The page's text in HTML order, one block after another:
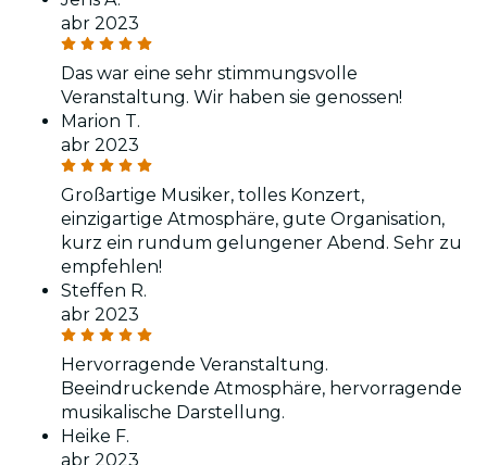
abr 2023
Das war eine sehr stimmungsvolle
Veranstaltung. Wir haben sie genossen!
Marion T.
abr 2023
Großartige Musiker, tolles Konzert,
einzigartige Atmosphäre, gute Organisation,
kurz ein rundum gelungener Abend. Sehr zu
empfehlen!
Steffen R.
abr 2023
Hervorragende Veranstaltung.
Beeindruckende Atmosphäre, hervorragende
musikalische Darstellung.
Heike F.
abr 2023